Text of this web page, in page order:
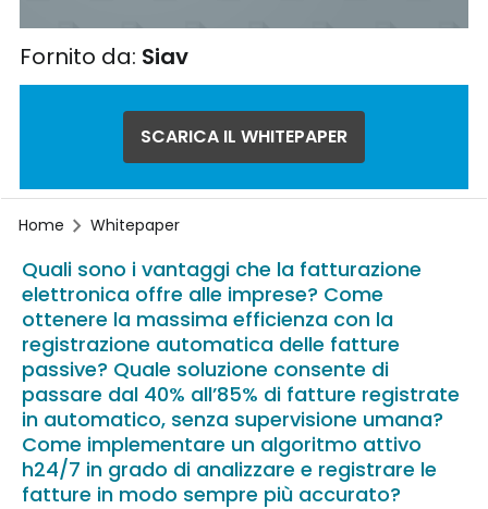
Fornito da: Siav
SCARICA IL WHITEPAPER
Home Whitepaper
Quali sono i vantaggi che la fatturazione
elettronica offre alle imprese? Come
ottenere la massima efficienza con la
registrazione automatica delle fatture
passive? Quale soluzione consente di
passare dal 40% all’85% di fatture registrate
in automatico, senza supervisione umana?
Come implementare un algoritmo attivo
h24/7 in grado di analizzare e registrare le
fatture in modo sempre più accurato?